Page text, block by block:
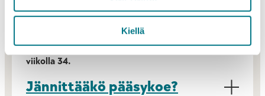
Kiellä
Monimuoto-opinnot alkavat Kajaanin kampuksella
toteutettavalla pakollisella orientaatiojaksolla
viikolla 34.
Jännittääkö pääsykoe?